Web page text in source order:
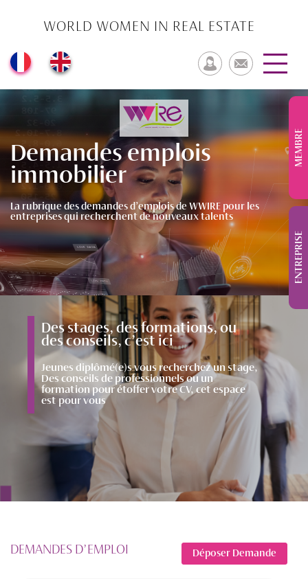
ENTREPRISE
MEMBRE
WORLD WOMEN IN REAL ESTATE
Demandes emplois
immobilier
La rubrique des demandes d’emplois de WWIRE pour les
entreprises qui recherchent de nouveaux talents
Des stages, des formations, ou
des conseils, c’est ici
Jeunes diplômé(e)s vous recherchez un stage,
Des conseils de professionnels ou un
formation pour étoffer votre CV, cet espace
est pour vous
DEMANDES D’EMPLOI Déposer Demande